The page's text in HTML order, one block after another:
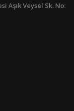
Aşık Veysel Sk. No: